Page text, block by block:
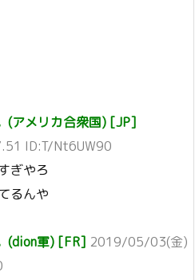
(アメリカ合衆国) [JP]
ID:T/Nt6UW90
ぎやろ
るんや
(dion軍) [FR] 2019/05/03(金)